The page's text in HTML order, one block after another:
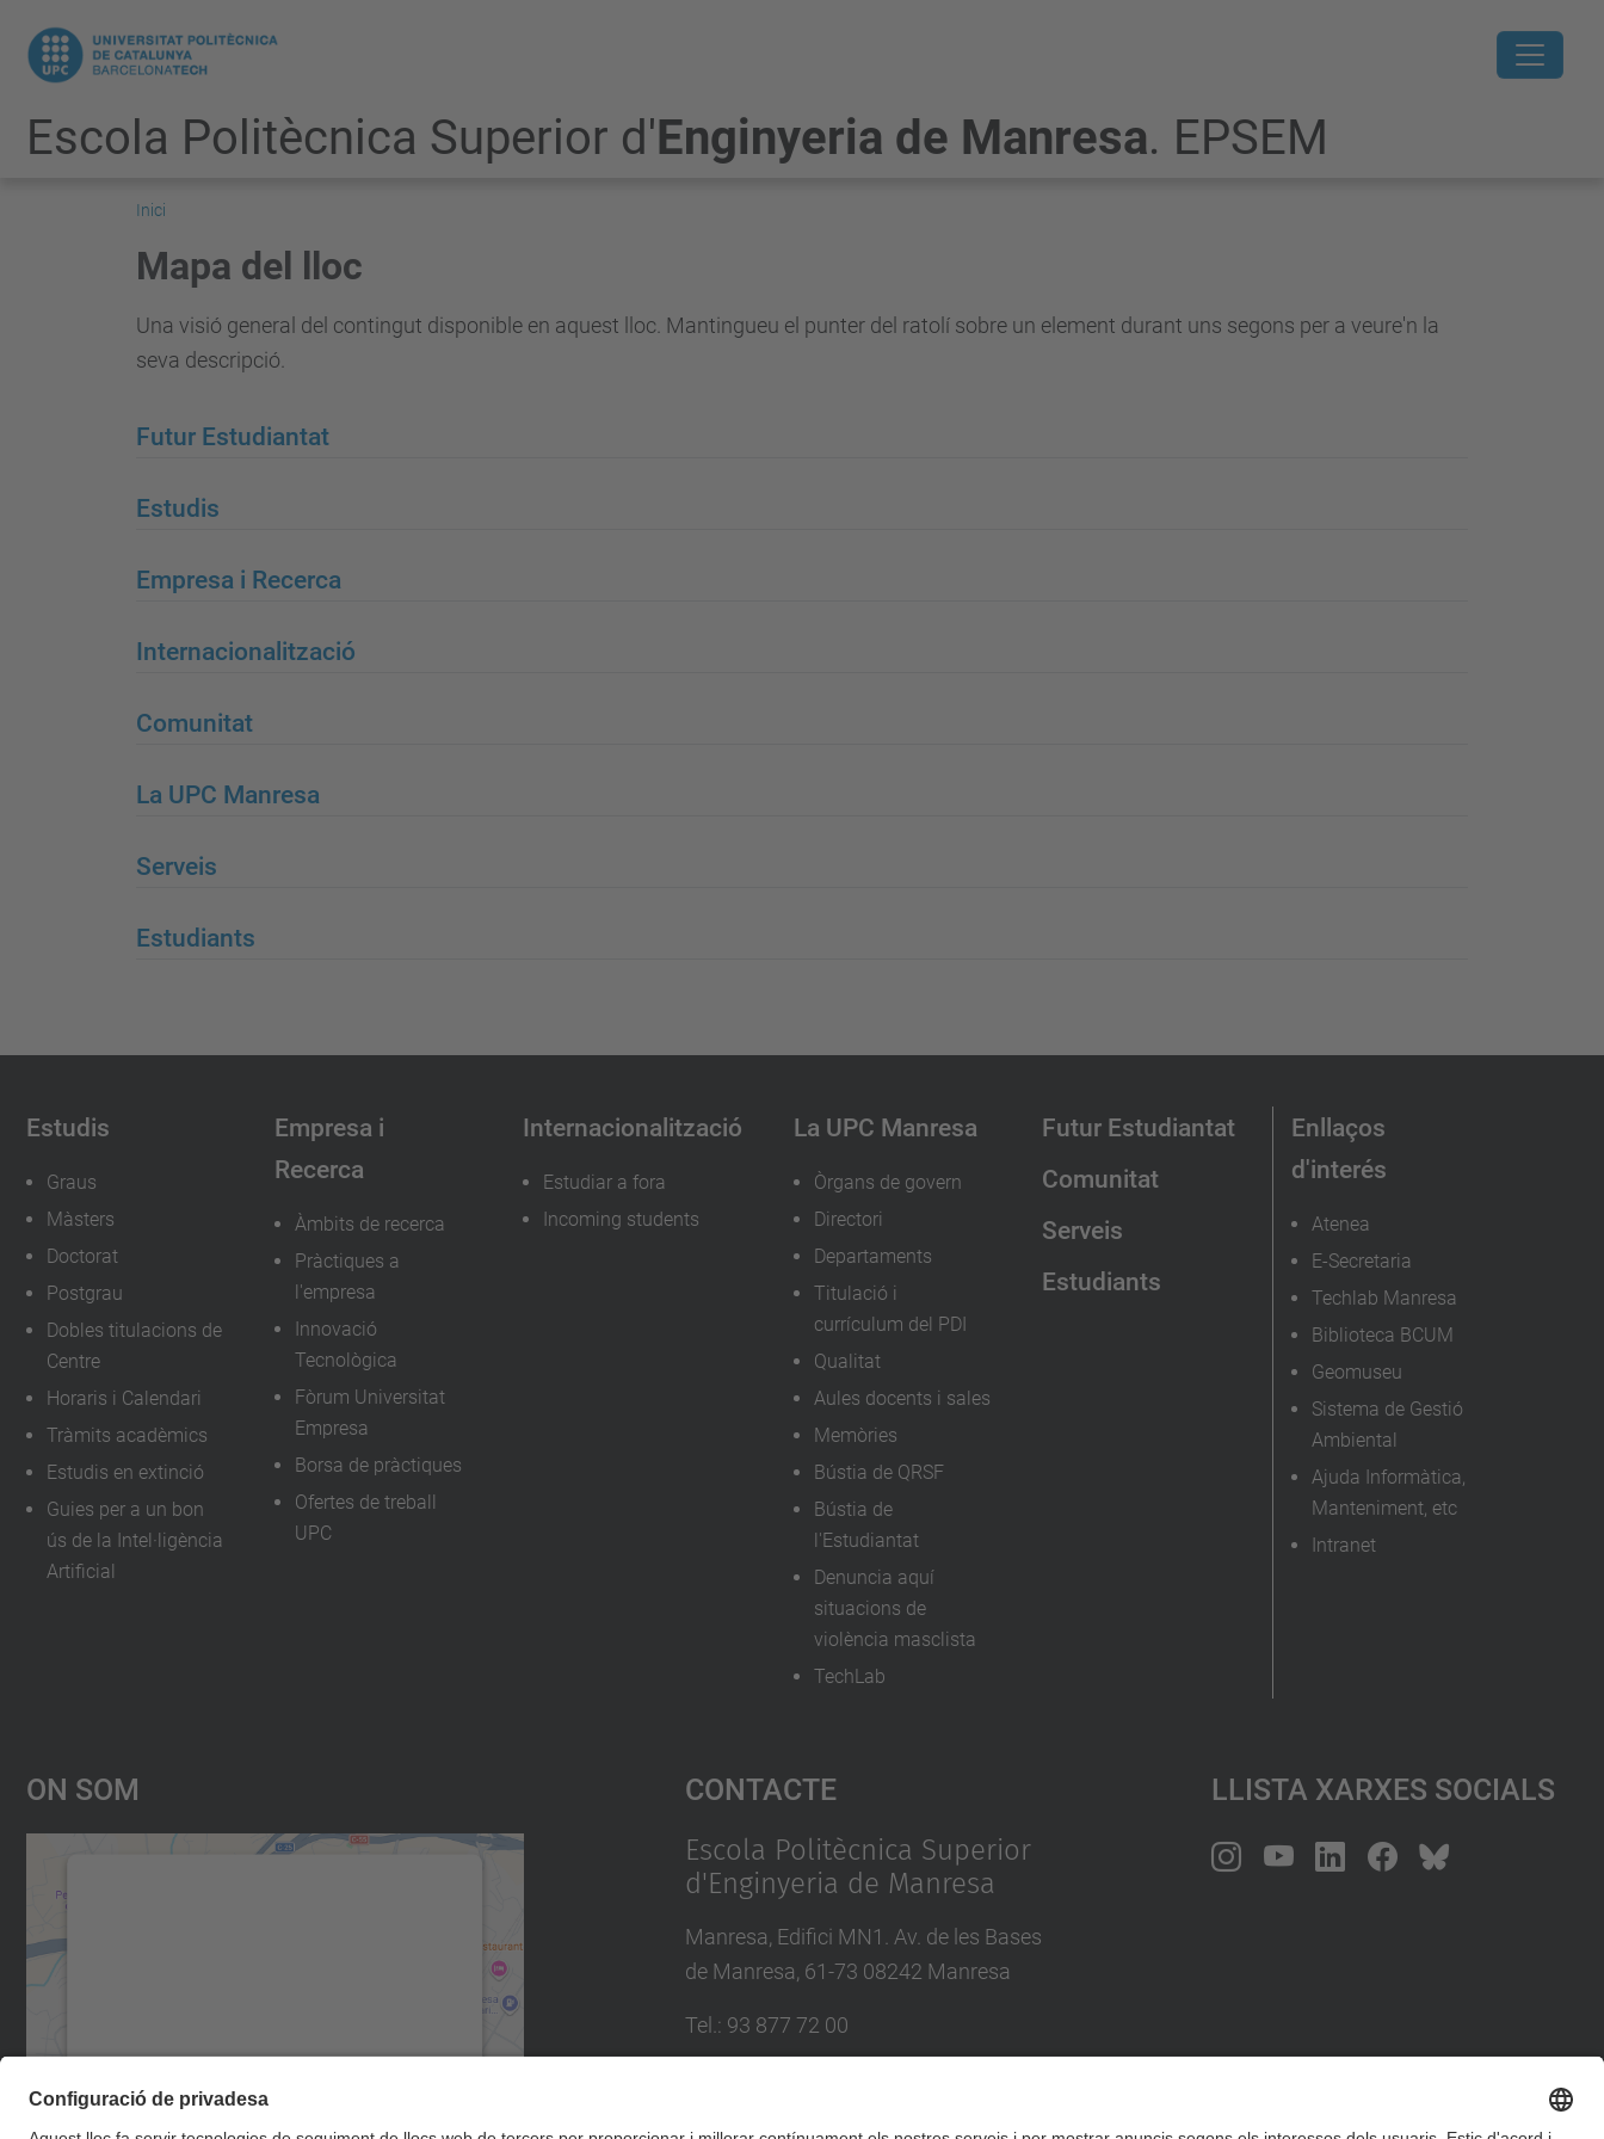
Escola Politècnica Superior d'Enginyeria de Manresa. EPSEM
Inici
Mapa del lloc
Una visió general del contingut disponible en aquest lloc. Mantingueu el punter del ratolí sobre un element durant uns segons per a veure'n la
seva descripció.
Futur Estudiantat
Estudis
Empresa i Recerca
Internacionalització
Comunitat
La UPC Manresa
Serveis
Estudiants
Estudis
Graus
Màsters
Doctorat
Postgrau
Dobles titulacions de
Centre
Horaris i Calendari
Tràmits acadèmics
Estudis en extinció
Guies per a un bon
ús de la Intel·ligència
Artificial
Empresa i
Recerca
Àmbits de recerca
Pràctiques a
l'empresa
Innovació
Tecnològica
Fòrum Universitat
Empresa
Borsa de pràctiques
Ofertes de treball
UPC
Internacionalització
Estudiar a fora
Incoming students
La UPC Manresa
Òrgans de govern
Directori
Departaments
Titulació i
currículum del PDI
Qualitat
Aules docents i sales
Memòries
Bústia de QRSF
Bústia de
l'Estudiantat
Denuncia aquí
situacions de
violència masclista
TechLab
Futur Estudiantat
Comunitat
Serveis
Estudiants
Enllaços
d'interés
Atenea
E-Secretaria
Techlab Manresa
Biblioteca BCUM
Geomuseu
Sistema de Gestió
Ambiental
Ajuda Informàtica,
Manteniment, etc
Intranet
On Som
Més Informació
Contacte
Escola Politècnica Superior
d'Enginyeria de Manresa
Manresa, Edifici MN1. Av. de les Bases
de Manresa, 61-73 08242 Manresa
Tel.: 93 877 72 00
Llista Xarxes Socials